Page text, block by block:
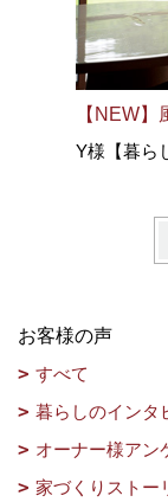
【NEW
Y様【暮ら
お客様の声
すべて
暮らしのインタ
オーナー様アン
家づくりストー